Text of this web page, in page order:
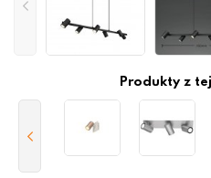
Produkty z